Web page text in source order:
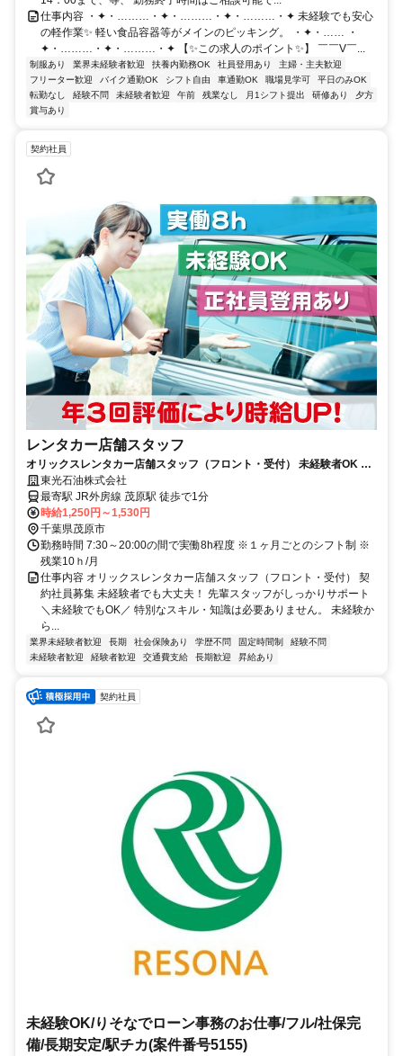
仕事内容 ・✦・………・✦・………・✦・………・✦ 未経験でも安心
の軽作業✨ 軽い食品容器等がメインのピッキング。 ・✦・…… ・
✦・………・✦・………・✦ 【✨この求人のポイント✨】 ￣￣V￣...
制服あり 業界未経験者歓迎 扶養内勤務OK 社員登用あり
主婦・主夫歓迎
フリーター歓迎
バイク通勤OK シフト自由 車通勤OK 職場見学可
平日のみOK
転勤なし
経験不問 未経験者歓迎 午前 残業なし 月1シフト提出 研修あり
夕方
賞与あり
契約社員
レンタカー店舗スタッフ
オリックスレンタカー店舗スタッフ（フロント・受付） 未経験者OK 20
代～30代のスタッフ活躍中！
東光石油株式会社
最寄駅 JR外房線 茂原駅 徒歩で1分
時給1,250円～1,530円
千葉県茂原市
勤務時間 7:30～20:00の間で実働8h程度 ※１ヶ月ごとのシフト制 ※
残業10ｈ/月
仕事内容 オリックスレンタカー店舗スタッフ（フロント・受付） 契
約社員募集 未経験者でも大丈夫！ 先輩スタッフがしっかりサポート
＼未経験でもOK／ 特別なスキル・知識は必要ありません。 未経験か
ら...
業界未経験者歓迎 長期 社会保険あり 学歴不問 固定時間制
経験不問
未経験者歓迎
経験者歓迎 交通費支給 長期歓迎 昇給あり
契約社員
未経験OK/りそなでローン事務のお仕事/フル/社保完
備/長期安定/駅チカ(案件番号5155)